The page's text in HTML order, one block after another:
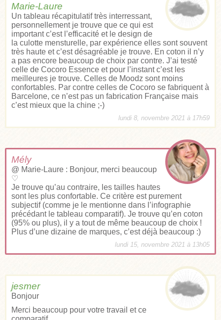
Marie-Laure
Un tableau récapitulatif très interressant,
personnellement je trouve que ce qui est
important c’est l’efficacité et le design de
la culotte mensturelle, par expérience elles sont souvent
très haute et c’est désagréable je trouve. En coton il n’y
a pas encore beaucoup de choix par contre. J’ai testé
celle de Cocoro Essence et pour l’instant c’est les
meilleures je trouve. Celles de Moodz sont moins
confortables. Par contre celles de Cocoro se fabriquent à
Barcelone, ce n’est pas un fabrication Française mais
c’est mieux que la chine ;-)
lundi 8, novembre 2021 à 17h59
Mély
@ Marie-Laure : Bonjour, merci beaucoup
♡
Je trouve qu’au contraire, les tailles hautes
sont les plus confortable. Ce critère est purement
subjectif (comme je le mentionne dans l’infographie
précédant le tableau comparatif). Je trouve qu’en coton
(95% ou plus), il y a tout de même beaucoup de choix !
Plus d’une dizaine de marques, c’est déjà beaucoup :)
lundi 15, novembre 2021 à 13h05
jesmer
Bonjour
Merci beaucoup pour votre travail et ce